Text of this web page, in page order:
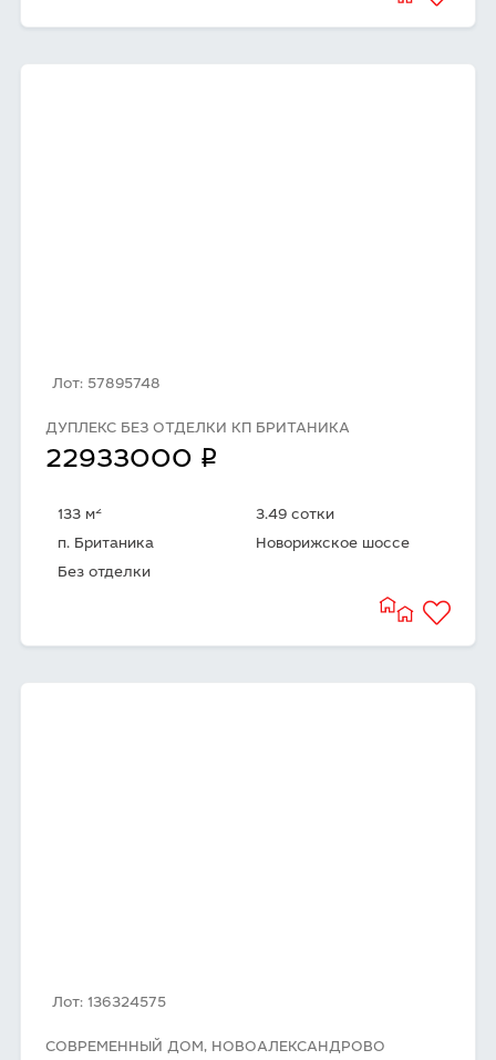
Лот: 57895748
ДУПЛЕКС БЕЗ ОТДЕЛКИ КП БРИТАНИКА
22933000 q
133 м2
3.49 сотки
п. Британика
Новорижское шоссе
Без отделки
Лот: 136324575
СОВРЕМЕННЫЙ ДОМ, НОВОАЛЕКСАНДРОВО